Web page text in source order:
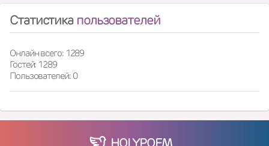
Статистика пользователей
Онлайн всего: 1289
Гостей: 1289
Пользователей: 0